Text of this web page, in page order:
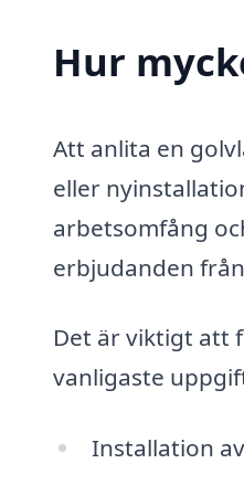
Hur
Att anlita en
eller
arbetsomfång
erbjudanden
Det är viktigt att
vanligaste
Installation